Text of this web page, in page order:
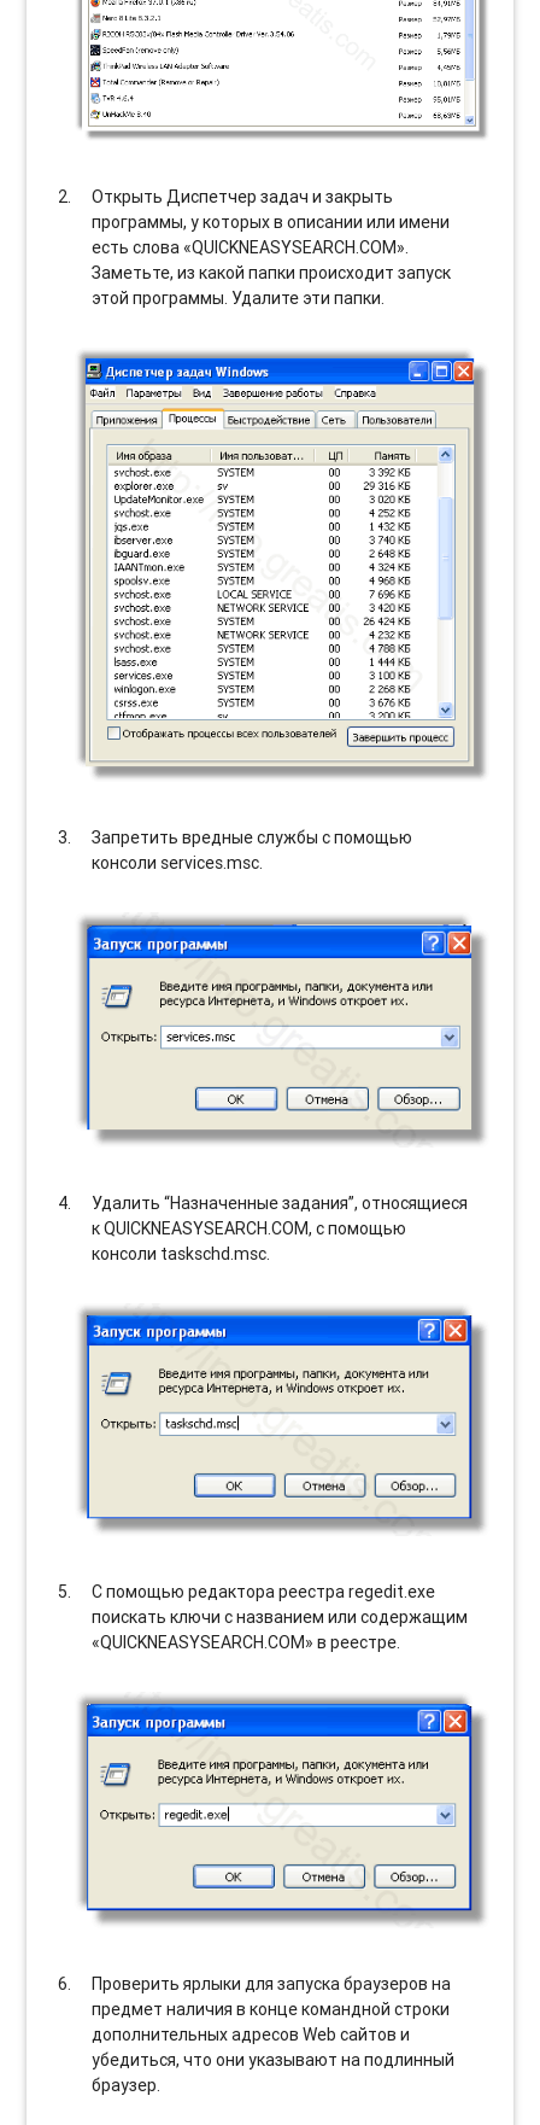
Открыть Диспетчер задач и закрыть
программы, у которых в описании или имени
есть слова «QUICKNEASYSEARCH.COM».
Заметьте, из какой папки происходит запуск
этой программы. Удалите эти папки.
Запретить вредные службы с помощью
консоли services.msc.
Удалить “Назначенные задания”, относящиеся
к QUICKNEASYSEARCH.COM, с помощью
консоли taskschd.msc.
С помощью редактора реестра regedit.exe
поискать ключи с названием или содержащим
«QUICKNEASYSEARCH.COM» в реестре.
Проверить ярлыки для запуска браузеров на
предмет наличия в конце командной строки
дополнительных адресов Web сайтов и
убедиться, что они указывают на подлинный
браузер.